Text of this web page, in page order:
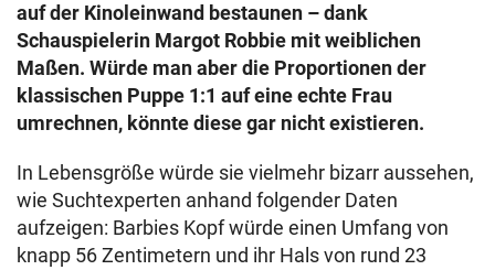
auf der Kinoleinwand bestaunen – dank
Schauspielerin Margot Robbie mit weiblichen
Maßen. Würde man aber die Proportionen der
klassischen Puppe 1:1 auf eine echte Frau
umrechnen, könnte diese gar nicht existieren.
In Lebensgröße würde sie vielmehr bizarr aussehen,
wie Suchtexperten anhand folgender Daten
aufzeigen: Barbies Kopf würde einen Umfang von
knapp 56 Zentimetern und ihr Hals von rund 23